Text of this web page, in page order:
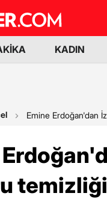
KADIN
Emine Erdoğan'dan